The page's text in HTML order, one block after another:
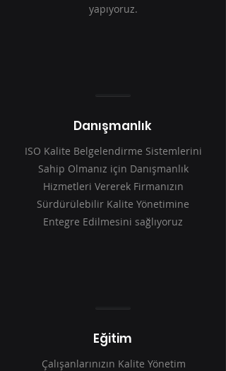
yapıyoruz.
Danışmanlık
ISO Kalite Belgelendirme Sistemlerini
Sahip Olmanız için Danışmanlık
Hizmetleri Vererek Firmanızın
Sürdürülebilir Kalite Yönetimine
Entegre Edilmesini sağlıyoruz
Eğitim
Çalışanlarınızın Kalite Yönetim